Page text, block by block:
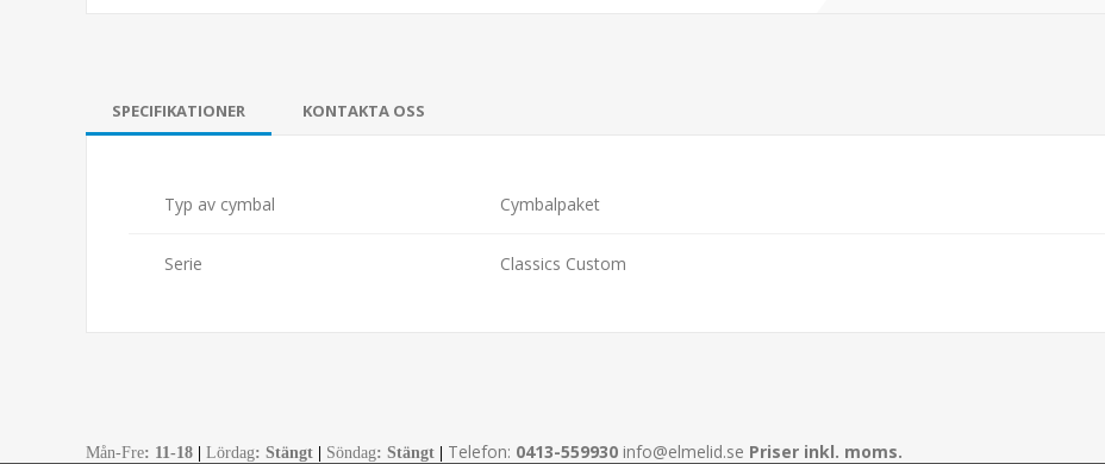
SPECIFIKATIONER KONTAKTA OSS
Typ av cymbal Cymbalpaket
Serie Classics Custom
Mån-Fre: 11-18 Lördag: Stängt Söndag: Stängt Telefon: 0413-559930 info@elmelid.se Priser inkl. moms.